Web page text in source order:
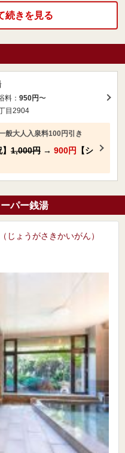
続きを見る
料： 950円〜
目2904
般大人入泉料100円引き
1,000円 → 900円
【シ
パー銭湯
じょうがさきかいがん）